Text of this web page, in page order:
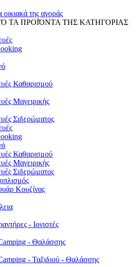
οικιακά της αγοράς
ΤΑ ΠΡΟΪΌΝΤΑ ΤΗΣ ΚΑΤΗΓΟΡΙΑΣ
Καθαρισμού
Μαγειρικής
Σιδερώματος
Καθαρισμού
Μαγειρικής
Σιδερώματος
Κουζίνας
- Ιονιστές
- Θαλάσσης
- Ταξιδιού - Θαλάσσης